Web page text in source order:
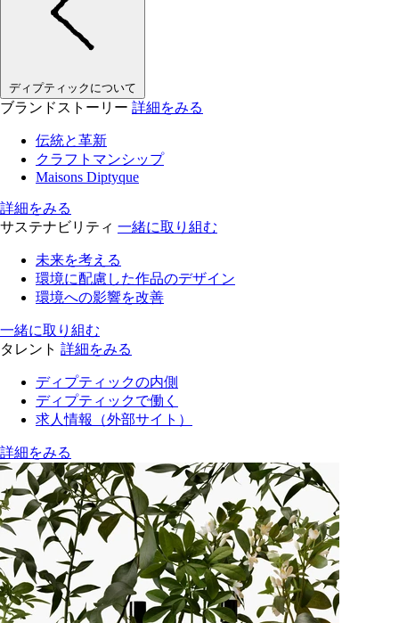
ディプティックについて
ブランドストーリー 詳細をみる
伝統と革新
クラフトマンシップ
Maisons Diptyque
詳細をみる
サステナビリティ 一緒に取り組む
未来を考える
環境に配慮した作品のデザイン
環境への影響を改善
一緒に取り組む
タレント 詳細をみる
ディプティックの内側
ディプティックで働く
求人情報（外部サイト）
詳細をみる